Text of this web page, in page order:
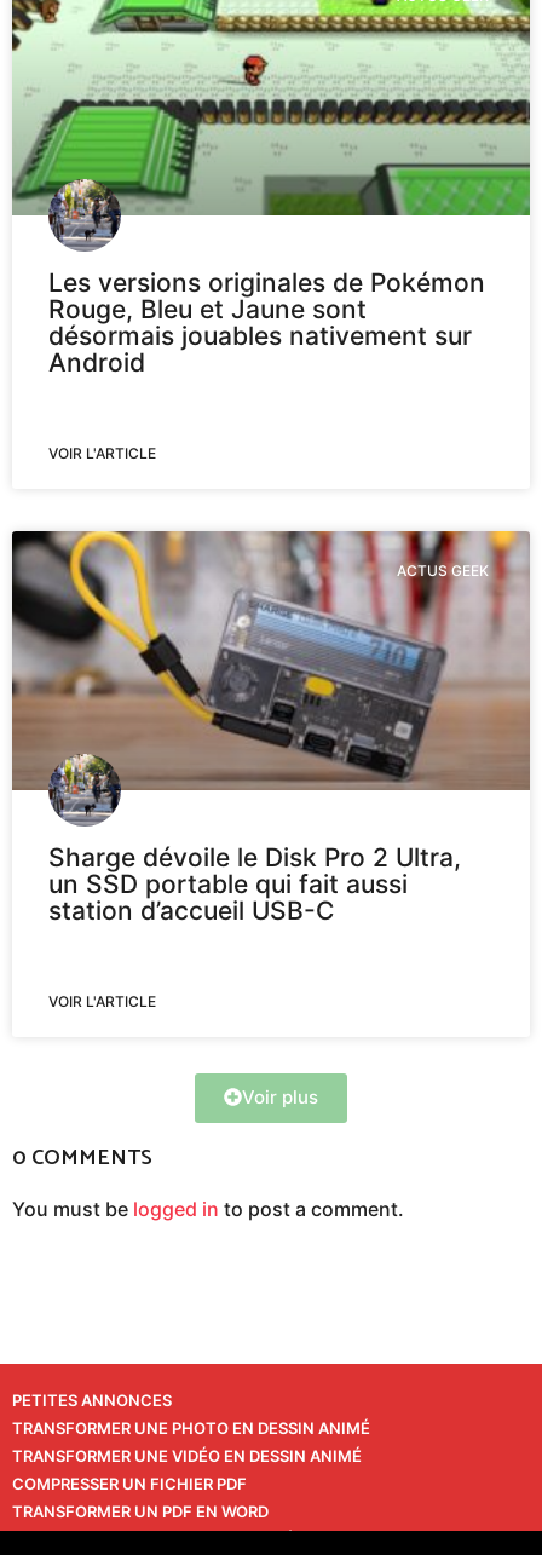
Les versions originales de Pokémon
Rouge, Bleu et Jaune sont
désormais jouables nativement sur
Android
VOIR L'ARTICLE
ACTUS GEEK
Sharge dévoile le Disk Pro 2 Ultra,
un SSD portable qui fait aussi
station d’accueil USB-C
VOIR L'ARTICLE
Voir plus
0 COMMENTS
You must be logged in to post a comment.
PETITES ANNONCES
TRANSFORMER UNE PHOTO EN DESSIN ANIMÉ
TRANSFORMER UNE VIDÉO EN DESSIN ANIMÉ
COMPRESSER UN FICHIER PDF
TRANSFORMER UN PDF EN WORD